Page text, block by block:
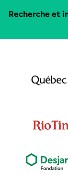
Recherche et